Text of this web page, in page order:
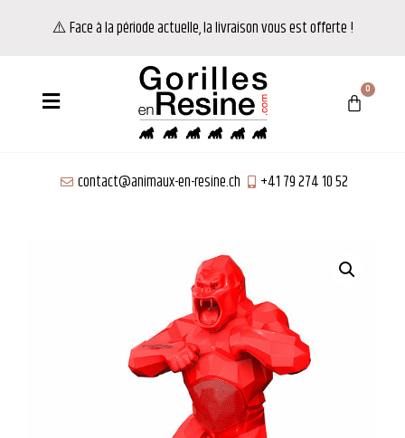
⚠️ Face à la période actuelle, la livraison vous est offerte !
contact@animaux-en-resine.ch +41 79 274 10 52